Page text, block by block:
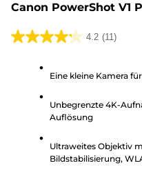
Canon PowerShot V1
4.2 (11)
4.2
Sternen.
Bewertungen
Eine kleine Kamera
Unbegrenzte 4K-
Auflösung
Ultraweites Objektiv
Bildstabilisierung,